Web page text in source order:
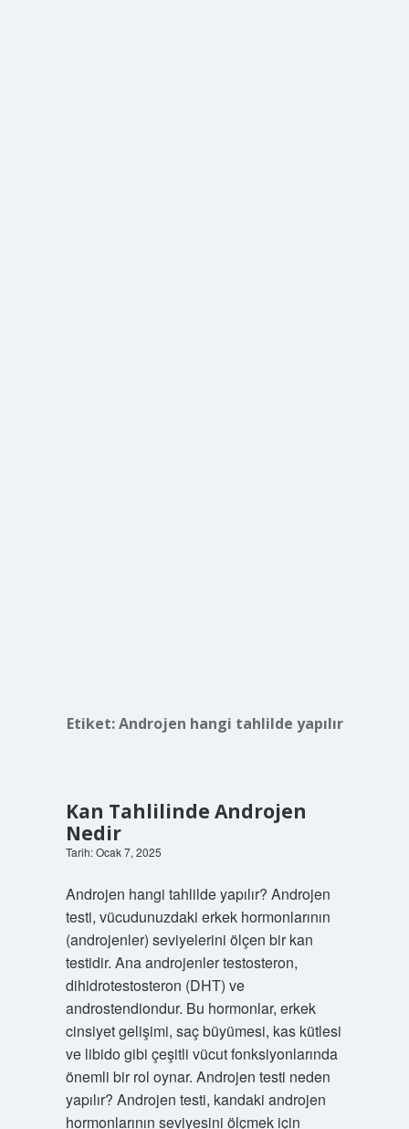
Etiket:Androjen hangi tahlilde yapılır
Kan Tahlilinde Androjen
Nedir
Tarih: Ocak 7, 2025
Androjen hangi tahlilde yapılır? Androjen
testi, vücudunuzdaki erkek hormonlarının
(androjenler) seviyelerini ölçen bir kan
testidir. Ana androjenler testosteron,
dihidrotestosteron (DHT) ve
androstendiondur. Bu hormonlar, erkek
cinsiyet gelişimi, saç büyümesi, kas kütlesi
ve libido gibi çeşitli vücut fonksiyonlarında
önemli bir rol oynar. Androjen testi neden
yapılır? Androjen testi, kandaki androjen
hormonlarının seviyesini ölçmek için